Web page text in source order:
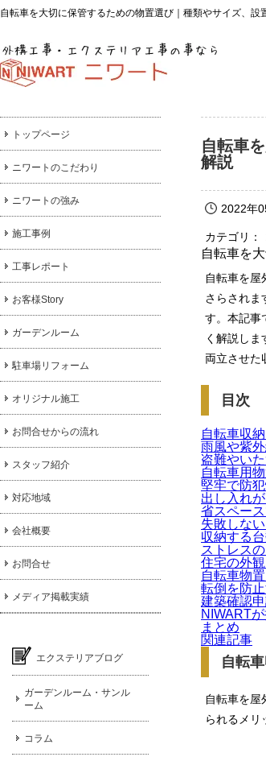
自転車を大切に保管するための物置選び｜種類やサイズ、
トップページ
ニワートのこだわり
ニワートの強み
施工事例
工事レポート
お客様Story
ガーデンルーム
駐車場リフォーム
オリジナル施工
お問合せからの流れ
スタッフ紹介
対応地域
会社概要
お問合せ
メディア掲載実績
エクステリアブログ
ガーデンルーム・サンル
ーム
コラム
自転車
解説
2022年
カテゴリ：
自転車を
自転車を屋
さらされま
す。本記事
く解説し
両立させた
目次
自転車収
雨風や紫
盗難やい
自転車用
堅牢で防
出し入れ
省スペー
失敗しな
収納する
ストレス
住宅の外
自転車物
転倒を防
建築確認
NIWART
まとめ
関連記事
自転
自転車を屋
られるメリ